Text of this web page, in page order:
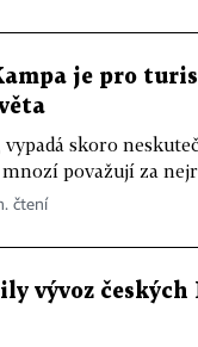
je pro
skoro
považují za
čtení
vývoz